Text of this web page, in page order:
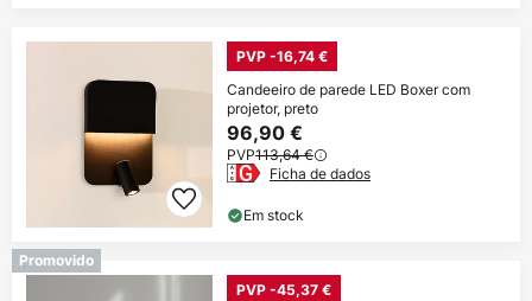
PVP -16,74 €
Candeeiro de parede LED Boxer com
projetor, preto
96,90 €
PVP113,64 €
Ficha de dados
Em stock
Promovido
PVP -45,37 €